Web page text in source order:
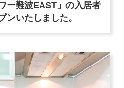
ー難波EAST」の入居者
ンいたしました。